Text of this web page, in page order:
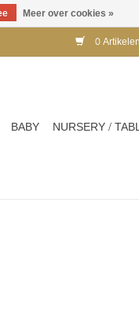
0
BABY NURSERY /
Meer over cookies »